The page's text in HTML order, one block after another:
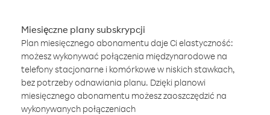
Miesięczne plany subskrypcji
Plan miesięcznego abonamentu daje Ci elastyczność:
możesz wykonywać połączenia międzynarodowe na
telefony stacjonarne i komórkowe w niskich stawkach,
bez potrzeby odnawiania planu. Dzięki planowi
miesięcznego abonamentu możesz zaoszczędzić na
wykonywanych połączeniach